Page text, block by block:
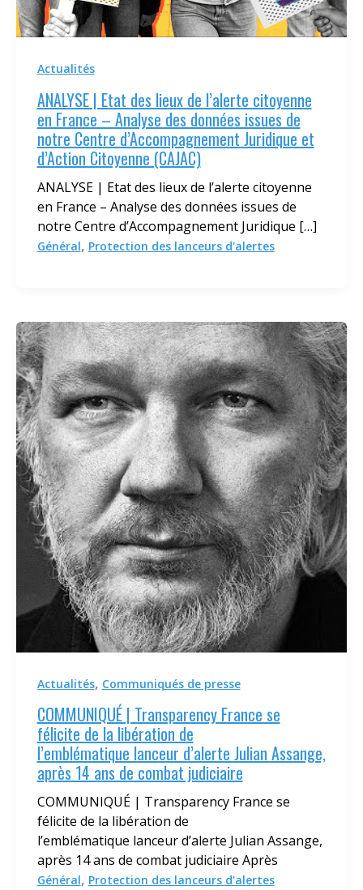
Actualités
ANALYSE | Etat des lieux de l’alerte citoyenne
en France – Analyse des données issues de
notre Centre d’Accompagnement Juridique et
d’Action Citoyenne (CAJAC)
ANALYSE | Etat des lieux de l’alerte citoyenne
en France – Analyse des données issues de
notre Centre d’Accompagnement Juridique […]
Général, Protection des lanceurs d'alertes
Actualités, Communiqués de presse
COMMUNIQUÉ | Transparency France se
félicite de la libération de
l’emblématique lanceur d’alerte Julian Assange,
après 14 ans de combat judiciaire
COMMUNIQUÉ | Transparency France se
félicite de la libération de
l’emblématique lanceur d’alerte Julian Assange,
après 14 ans de combat judiciaire Après
Général, Protection des lanceurs d'alertes